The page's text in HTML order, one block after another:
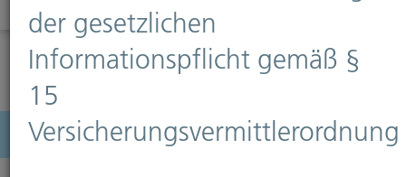
Diese Nachricht nicht erneut anzeigen
Menü
der gesetzlichen
Informationspflicht gemäß §
15
Versicherungsvermittlerordnung